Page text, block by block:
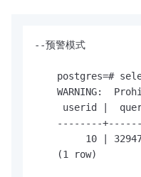
--预警模式
postgres=#
WARNING:
userid |
--------
10 |
    (1 row)